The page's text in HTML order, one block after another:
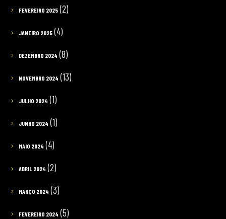
FEVEREIRO 2025(2)
JANEIRO 2025(4)
DEZEMBRO 2024 (8)
NOVEMBRO 2024 (13)
JULHO 2024 (1)
JUNHO 2024 (1)
MAIO 2024 (4)
ABRIL 2024 (2)
MARÇO 2024 (3)
FEVEREIRO 2024 (5)